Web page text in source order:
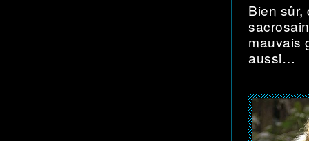
Bien sûr,
mauvais
aussi…